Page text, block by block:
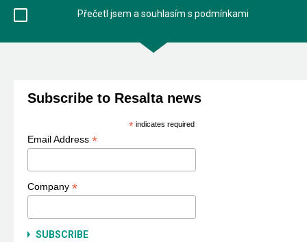
Přečetl jsem a souhlasím s podmínkami
Subscribe to Resalta news
*indicates required
Email Address *
Company *